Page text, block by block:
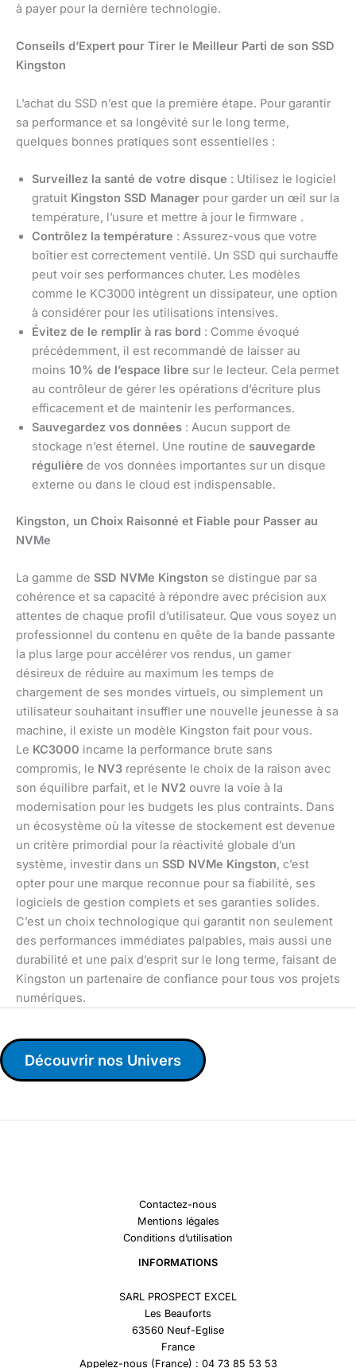
à payer pour la dernière technologie.
Conseils d’Expert pour Tirer le Meilleur Parti de son SSD
Kingston
L’achat du SSD n’est que la première étape. Pour garantir
sa performance et sa longévité sur le long terme,
quelques bonnes pratiques sont essentielles :
Surveillez la santé de votre disque : Utilisez le logiciel
gratuit Kingston SSD Manager pour garder un œil sur la
température, l’usure et mettre à jour le firmware .
Contrôlez la température : Assurez-vous que votre
boîtier est correctement ventilé. Un SSD qui surchauffe
peut voir ses performances chuter. Les modèles
comme le KC3000 intègrent un dissipateur, une option
à considérer pour les utilisations intensives.
Évitez de le remplir à ras bord : Comme évoqué
précédemment, il est recommandé de laisser au
moins 10% de l’espace libre sur le lecteur. Cela permet
au contrôleur de gérer les opérations d’écriture plus
efficacement et de maintenir les performances.
Sauvegardez vos données : Aucun support de
stockage n’est éternel. Une routine de sauvegarde
régulière de vos données importantes sur un disque
externe ou dans le cloud est indispensable.
Kingston, un Choix Raisonné et Fiable pour Passer au
NVMe
La gamme de SSD NVMe Kingston se distingue par sa
cohérence et sa capacité à répondre avec précision aux
attentes de chaque profil d’utilisateur. Que vous soyez un
professionnel du contenu en quête de la bande passante
la plus large pour accélérer vos rendus, un gamer
désireux de réduire au maximum les temps de
chargement de ses mondes virtuels, ou simplement un
utilisateur souhaitant insuffler une nouvelle jeunesse à sa
machine, il existe un modèle Kingston fait pour vous.
Le KC3000 incarne la performance brute sans
compromis, le NV3 représente le choix de la raison avec
son équilibre parfait, et le NV2 ouvre la voie à la
modernisation pour les budgets les plus contraints. Dans
un écosystème où la vitesse de stockement est devenue
un critère primordial pour la réactivité globale d’un
système, investir dans un SSD NVMe Kingston, c’est
opter pour une marque reconnue pour sa fiabilité, ses
logiciels de gestion complets et ses garanties solides.
C’est un choix technologique qui garantit non seulement
des performances immédiates palpables, mais aussi une
durabilité et une paix d’esprit sur le long terme, faisant de
Kingston un partenaire de confiance pour tous vos projets
numériques.
Découvrir nos Univers
Contactez-nous
Mentions légales
Conditions d’utilisation
INFORMATIONS
SARL PROSPECT EXCEL
Les Beauforts
63560 Neuf-Eglise
France
Appelez-nous (France) : 04 73 85 53 53